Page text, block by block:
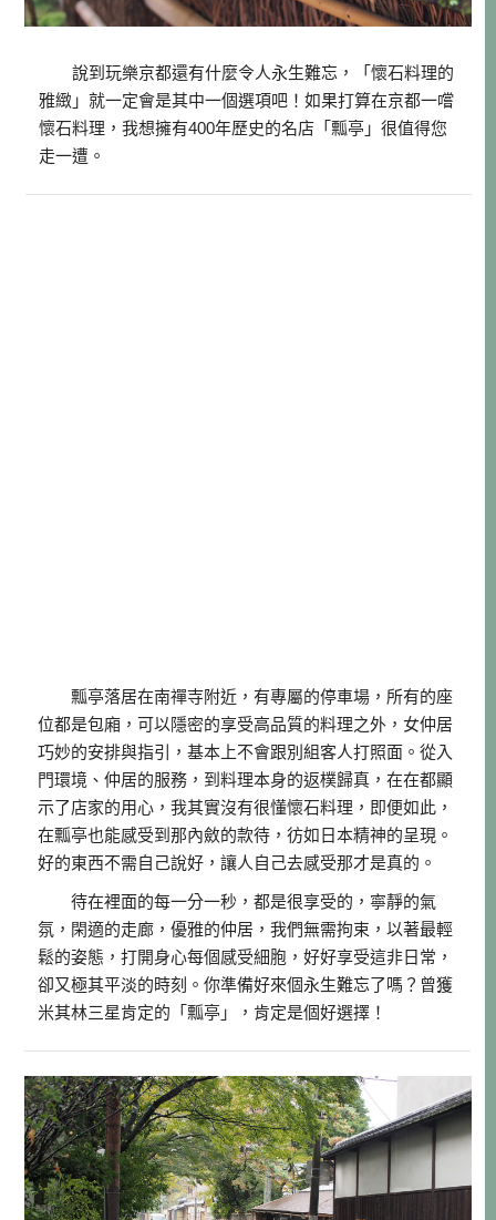
說到玩樂京都還有什麼令人永生難忘，「懷石料理的
雅緻」就一定會是其中一個選項吧！如果打算在京都一嚐
懷石料理，我想擁有400年歷史的名店「瓢亭」很值得您
走一遭。
瓢亭落居在南禪寺附近，有專屬的停車場，所有的座
位都是包廂，可以隱密的享受高品質的料理之外，女仲居
巧妙的安排與指引，基本上不會跟別組客人打照面。從入
門環境、仲居的服務，到料理本身的返樸歸真，在在都顯
示了店家的用心，我其實沒有很懂懷石料理，即便如此，
在瓢亭也能感受到那內斂的款待，彷如日本精神的呈現。
好的東西不需自己說好，讓人自己去感受那才是真的。
待在裡面的每一分一秒，都是很享受的，寧靜的氣
氛，閑適的走廊，優雅的仲居，我們無需拘束，以著最輕
鬆的姿態，打開身心每個感受細胞，好好享受這非日常，
卻又極其平淡的時刻。你準備好來個永生難忘了嗎？曾獲
米其林三星肯定的「瓢亭」，肯定是個好選擇！